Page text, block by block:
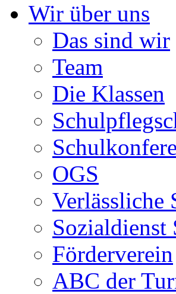
Wir über uns
Das sind wir
Team
Die Klassen
OGS
Verlässliche
Sozialdienst
Förderverein
ABC der